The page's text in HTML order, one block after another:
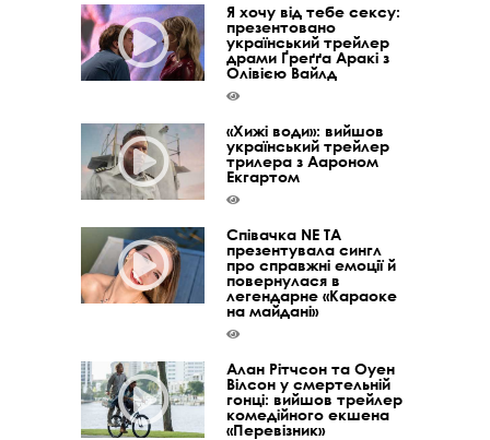
Я хочу від тебе сексу:
презентовано
український трейлер
драми Ґреґґа Аракі з
Олівією Вайлд
«Хижі води»: вийшов
український трейлер
трилера з Аароном
Екгартом
Співачка NE TA
презентувала сингл
про справжні емоції й
повернулася в
легендарне «Караоке
на майдані»
Алан Рітчсон та Оуен
Вілсон у смертельній
гонці: вийшов трейлер
комедійного екшена
«Перевізник»